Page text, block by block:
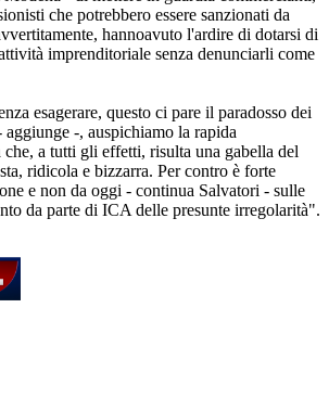
che potrebbero essere sanzionati da
hannoavuto l'ardire di dotarsi di
imprenditoriale senza denunciarli come
esagerare, questo ci pare il paradosso dei
-, auspichiamo la rapida
a tutti gli effetti, risulta una gabella del
ridicola e bizzarra. Per contro è forte
e non da oggi - continua Salvatori - sulle
da parte di ICA delle presunte irregolarità".